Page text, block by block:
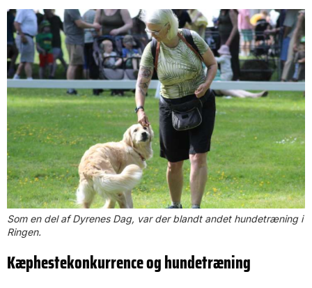
Som en del af Dyrenes Dag, var der blandt andet hundetræning i
Ringen.
Kæphestekonkurrence og hundetræning